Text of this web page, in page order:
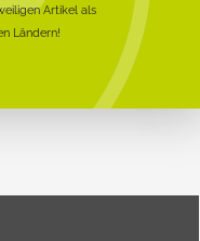
Artikel als
Ländern!